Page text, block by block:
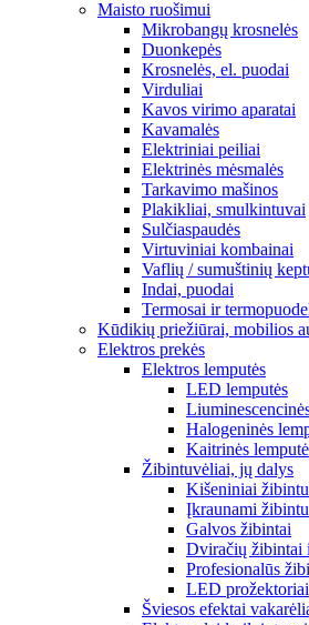
Maisto ruošimui
Mikrobangų krosnelės
Duonkepės
Krosnelės, el. puodai
Virduliai
Kavos virimo aparatai
Kavamalės
Elektriniai peiliai
Elektrinės mėsmalės
Tarkavimo mašinos
Plakikliai, smulkintuvai
Sulčiaspaudės
Virtuviniai kombainai
Vaflių / sumuštinių
Indai, puodai
Termosai ir
Kūdikių priežiūrai, mobilios
Elektros prekės
Elektros lemputės
LED lemputės
Halogeninės
Kaitrinės
Žibintuvėliai, jų dalys
Kišeniniai
Įkraunami
Galvos žibintai
Dviračių žibintai
Profesionalūs
LED prožektoriai
Šviesos efektai